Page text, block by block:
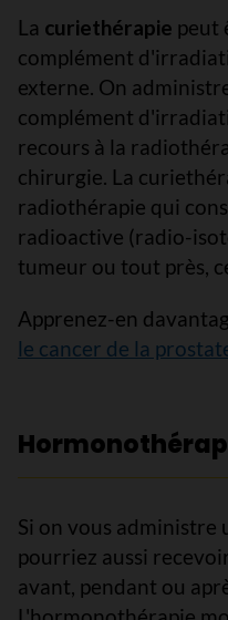
La curiethérapie peut
complément
externe. On
complément
recours à la
chirurgie. La
radiothérapie qui
radioactive (radio-
tumeur ou tout près,
Apprenez-en
le cancer de la
Si on vous administre
pourriez aussi
avant, pendant ou